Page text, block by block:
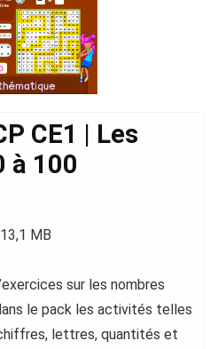
CE1 | Les
à 100
MB
sur les nombres
le pack les activités telles
lettres, quantités et